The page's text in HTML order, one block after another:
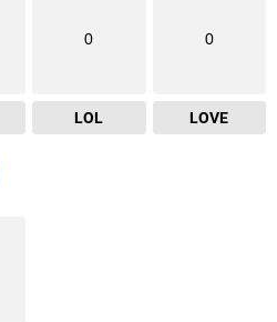
0
LOL
0
LOVE